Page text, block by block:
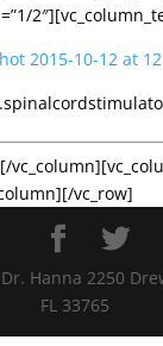
vc_row]
Hanna 2250
FL 33765